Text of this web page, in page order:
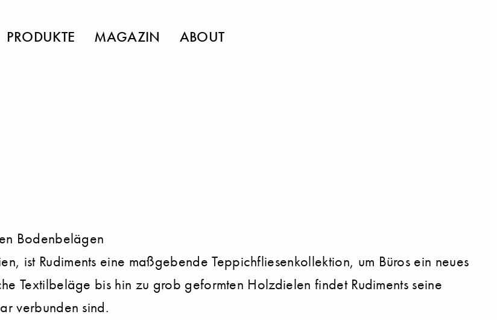
PRODUKTE MAGAZIN ABOUT
Bodenbelägen
ist Rudiments eine maßgebende Teppichfliesenkollektion, um Büros ein neues
Textilbeläge bis hin zu grob geformten Holzdielen findet Rudiments seine
verbunden sind.